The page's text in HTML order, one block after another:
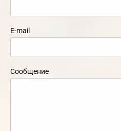
E-mail
Сообщение